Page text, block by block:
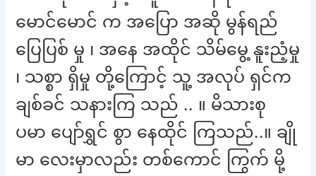
မောင်မောင် က အပြော အဆို မွန်ရည်
ပြေပြစ် မှု ၊ အနေ အထိုင် သိမ်မွေ့ နူးညံ့မှု
၊ သစ္စာ ရှိမှု တို့ကြောင့် သူ့ အလုပ် ရှင်က
ချစ်ခင် သနားကြ သည် .. ။ မိသားစု
ပမာ ပျော်ရွှင် စွာ နေထိုင် ကြသည်..။ ချို
မာ လေးမှာလည်း တစ်ကောင် ကြွက် မို့